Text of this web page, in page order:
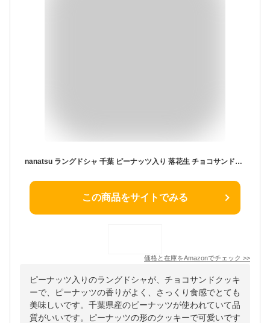
nanatsu ラングドシャ 千葉 ピーナッツ入り 落花生 チョコサンドクッキー (12個入り) Chiba Peanut Chocolate Sandwich Cookies – Langue de Chat from Japan
この商品をサイトでみる
価格と在庫をAmazonでチェック >>
ピーナッツ入りのラングドシャが、チョコサンドクッキ
ーで、ピーナッツの香りがよく、さっくり食感でとても
美味しいです。千葉県産のピーナッツが使われていて品
質がいいです。ピーナッツの形のクッキーで可愛いです